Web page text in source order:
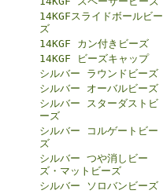
14KGFスライドボールビー
ズ
14KGF カン付きビーズ
14KGF ビーズキャップ
シルバー ラウンドビーズ
シルバー オーバルビーズ
シルバー スターダストビ
ーズ
シルバー コルゲートビー
ズ
シルバー つや消しビー
ズ・マットビーズ
シルバー ソロバンビーズ